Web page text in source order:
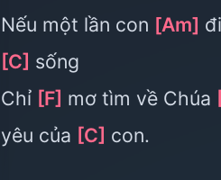
Nếu một lần con [Am]
[C] sống
Chỉ [F] mơ tìm về Chúa
yêu của [C] con.